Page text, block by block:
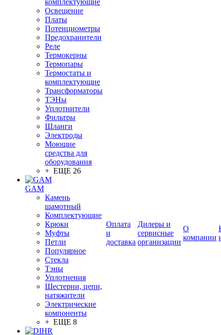
комплектующие
Освещение
Платы
Потенциометры
Предохранители
Реле
Термокерны
Термопары
Термостаты и
комплектующие
Трансформаторы
ТЭНы
Уплотнители
Фильтры
Шланги
Электроды
Моющие
средства для
оборудования
+ ЕЩЕ 26
GAM
Камень
шамотный
Комплектующие
Крюки
Муфты
Петли
Популярное
Стекла
Тэны
Уплотнения
Шестерни, цепи,
натяжители
Электрические
компоненты
+ ЕЩЕ 8
Оплата
и
доставка
Дилеры и
сервисные
организации
О
компании